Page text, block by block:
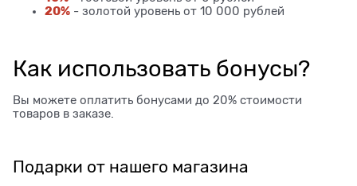
20% - золотой уровень от 10 000 рублей
Как использовать бонусы?
Вы можете оплатить бонусами до 20% стоимости
товаров в заказе.
Подарки от нашего магазина